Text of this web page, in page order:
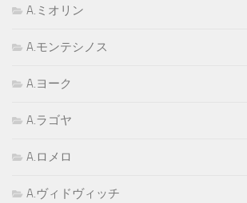
A.ミオリン
A.モンテシノス
A.ヨーク
A.ラゴヤ
A.ロメロ
A.ヴィドヴィッチ